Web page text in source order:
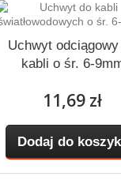
Uchwyt
kabli o śr. 6-
11,69 zł
Dodaj do